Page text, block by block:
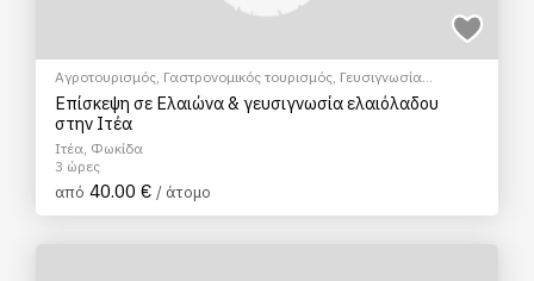
Αγροτουρισμός, Γαστρονομικός τουρισμός, Γευσιγνωσία
ελαιολάδου
Ξεναγήσεις/Αξιοθέατα Σεμινάρια & Μαθήματα
Επίσκεψη σε Ελαιώνα & γευσιγνωσία ελαιόλαδου
στην Ιτέα
Ιτέα, Φωκίδα
3 ώρες
από 40.00 € / άτομο